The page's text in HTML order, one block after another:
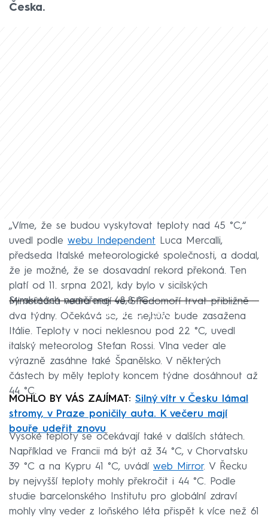
Česka.
„Víme, že se budou vyskytovat teploty nad 45 °C,“
uvedl podle webu Independent Luca Mercalli,
předseda Italské meteorologické společnosti, a dodal,
že je možné, že se dosavadní rekord překoná. Ten
platí od 11. srpna 2021, kdy bylo v sicilských
Syrakusách naměřeno 48,8 °C.
Failed to fetch
Mimořádná vedra mají ve Středomoří trvat přibližně
dva týdny. Očekává se, že nejhůře bude zasažena
Itálie. Teploty v noci neklesnou pod 22 °C, uvedl
italský meteorolog Stefan Rossi. Vlna veder ale
výrazně zasáhne také Španělsko. V některých
částech by měly teploty koncem týdne dosáhnout až
44 °C.
MOHLO BY VÁS ZAJÍMAT: Silný vítr v Česku lámal
stromy, v Praze poničily auta. K večeru mají
bouře udeřit znovu
Vysoké teploty se očekávají také v dalších státech.
Například ve Francii má být až 34 °C, v Chorvatsku
39 °C a na Kypru 41 °C, uvádí web Mirror. V Řecku
by nejvyšší teploty mohly překročit i 44 °C. Podle
studie barcelonského Institutu pro globální zdraví
mohly vlny veder z loňského léta přispět k více než 61